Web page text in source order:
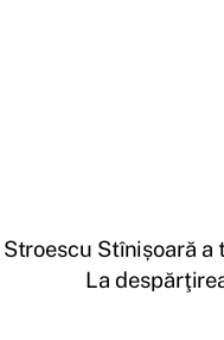
Stînișoară a
La